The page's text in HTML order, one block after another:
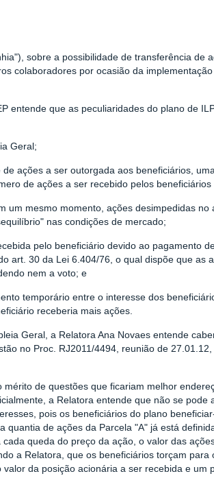
sobre a possibilidade de transferência de
colaboradores por ocasião da
entende que as peculiaridades do plano de
Geral;
ações a ser outorgada aos beneficiários,
de ações a ser recebido pelos beneficiários
um mesmo momento, ações desimpedidas no
nas condições de mercado;
pelo beneficiário devido ao pagamento
art. 30 da Lei 6.404/76, o qual dispõe que as
nem a voto; e
temporário entre o interesse dos
receberia mais ações.
Geral, a Relatora Ana Novaes entende
no Proc . RJ2011/4494, reunião de 27.01.12,
de questões que ficariam melhor
a Relatora entende que não se pode
pois os beneficiários do plano
quantia de ações da Parcela "A" já está
queda do preço da ação, o valor das
a Relatora, que os beneficiários torçam para
da posição acionária a ser recebida e um